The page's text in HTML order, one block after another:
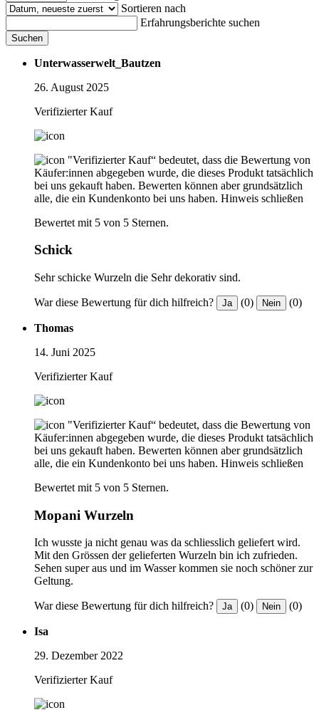
Sortieren nach
Erfahrungsberichte suchen
Suchen
Unterwasserwelt_Bautzen
26. August 2025
Verifizierter Kauf
"Verifizierter Kauf“ bedeutet, dass die Bewertung von
Käufer:innen abgegeben wurde, die dieses Produkt tatsächlich
bei uns gekauft haben. Bewerten können aber grundsätzlich
alle, die ein Kundenkonto bei uns haben. Hinweis schließen
Bewertet mit 5 von 5 Sternen.
Schick
Sehr schicke Wurzeln die Sehr dekorativ sind.
War diese Bewertung für dich hilfreich? Ja (0) Nein (0)
Thomas
14. Juni 2025
Verifizierter Kauf
"Verifizierter Kauf“ bedeutet, dass die Bewertung von
Käufer:innen abgegeben wurde, die dieses Produkt tatsächlich
bei uns gekauft haben. Bewerten können aber grundsätzlich
alle, die ein Kundenkonto bei uns haben. Hinweis schließen
Bewertet mit 5 von 5 Sternen.
Mopani Wurzeln
Ich wusste ja nicht genau was da schliesslich geliefert wird.
Mit den Grössen der gelieferten Wurzeln bin ich zufrieden.
Sehen super aus und im Wasser kommen sie noch schöner zur
Geltung.
War diese Bewertung für dich hilfreich? Ja (0) Nein (0)
Isa
29. Dezember 2022
Verifizierter Kauf